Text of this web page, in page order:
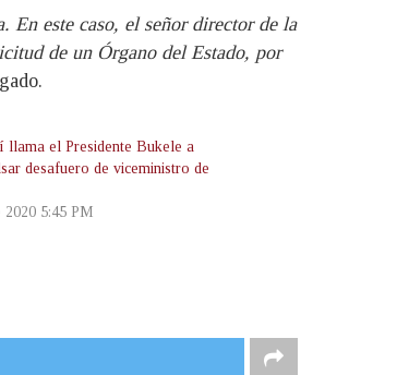
En este caso, el señor director de la
de un Órgano del Estado, por
llama el Presidente Bukele a
desafuero de viceministro de
2020 5:45 PM